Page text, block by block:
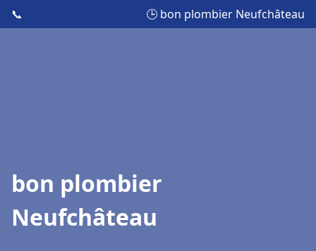
📞 🕒 bon plombier Neufchâteau
bon plombier
Neufchâteau